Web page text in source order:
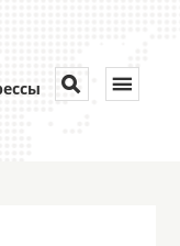
Toggle

